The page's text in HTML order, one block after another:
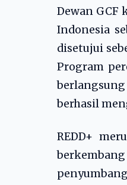
Dewan GCF
Indonesia
disetujui
Program
berhasil
REDD+